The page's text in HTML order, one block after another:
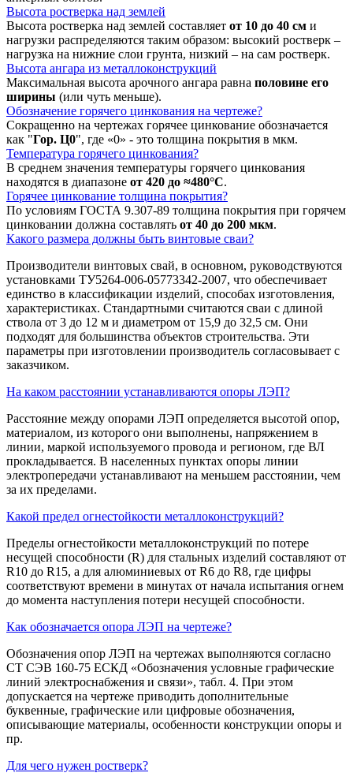
Высота ростверка над землей
Высота ростверка над землей составляет от 10 до 40 см и
нагрузки распределяются таким образом: высокий ростверк –
нагрузка на нижние слои грунта, низкий – на сам ростверк.
Высота ангара из металлоконструкций
Максимальная высота арочного ангара равна половине его
ширины (или чуть меньше).
Обозначение горячего цинкования на чертеже?
Сокращенно на чертежах горячее цинкование обозначается
как "Гор. Ц0", где «0» - это толщина покрытия в мкм.
Температура горячего цинкования?
В среднем значения температуры горячего цинкования
находятся в диапазоне от 420 до ≈480°С.
Горячее цинкование толщина покрытия?
По условиям ГОСТА 9.307-89 толщина покрытия при горячем
цинковании должна составлять от 40 до 200 мкм.
Какого размера должны быть винтовые сваи?
Производители винтовых свай, в основном, руководствуются
установками ТУ5264-006-05773342-2007, что обеспечивает
единство в классификации изделий, способах изготовления,
характеристиках. Стандартными считаются сваи с длиной
ствола от 3 до 12 м и диаметром от 15,9 до 32,5 см. Они
подходят для большинства объектов строительства. Эти
параметры при изготовлении производитель согласовывает с
заказчиком.
На каком расстоянии устанавливаются опоры ЛЭП?
Расстояние между опорами ЛЭП определяется высотой опор,
материалом, из которого они выполнены, напряжением в
линии, маркой используемого провода и регионом, где ВЛ
прокладывается. В населенных пунктах опоры линии
электропередачи устанавливают на меньшем расстоянии, чем
за их пределами.
Какой предел огнестойкости металлоконструкций?
Пределы огнестойкости металлоконструкций по потере
несущей способности (R) для стальных изделий составляют от
R10 до R15, а для алюминиевых от R6 до R8, где цифры
соответствуют времени в минутах от начала испытания огнем
до момента наступления потери несущей способности.
Как обозначается опора ЛЭП на чертеже?
Обозначения опор ЛЭП на чертежах выполняются согласно
СТ СЭВ 160-75 ЕСКД «Обозначения условные графические
линий электроснабжения и связи», табл. 4. При этом
допускается на чертеже приводить дополнительные
буквенные, графические или цифровые обозначения,
описывающие материалы, особенности конструкции опоры и
пр.
Для чего нужен ростверк?